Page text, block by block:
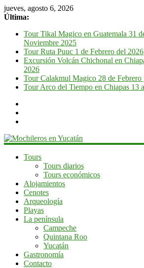
jueves, agosto 6, 2026
Última:
Tour Tikal Magico en Guatemala 31
Noviembre 2025
Tour Ruta Puuc 1 de Febrero del 2026
Excursión Volcán Chichonal en
2026
Tour Calakmul Magico 28 de
Tour Arco del Tiempo en Chiapas 13
Mochileros
Yucatán
Yucatán
Tours
Tours diarios
Tours económicos
Alojamientos
Cenotes
Arqueología
Playas
La península
Campeche
Quintana Roo
Yucatán
Gastronomía
Contacto